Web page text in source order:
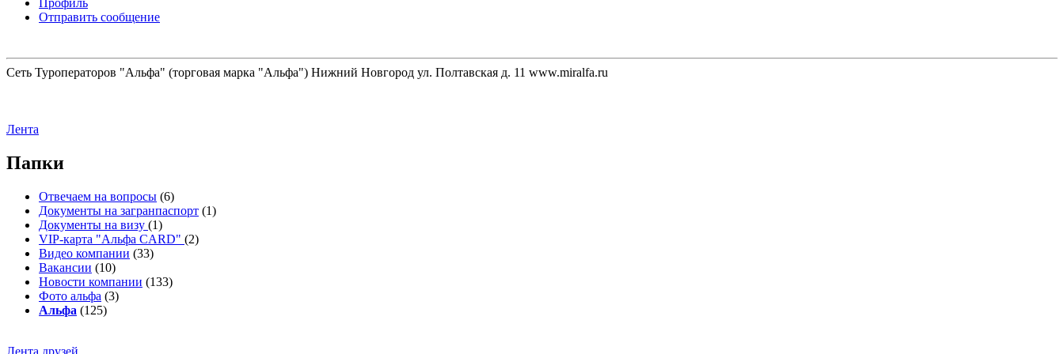
Профиль
Отправить сообщение
Сеть Туроператоров "Альфа" (торговая марка "Альфа") Нижний Новгород ул. Полтавская д. 11 www.miralfa.ru
Лента
Папки
Отвечаем на вопросы (6)
Документы на загранпаспорт (1)
Документы на визу (1)
VIP-карта "Альфа CARD" (2)
Видео компании (33)
Вакансии (10)
Новости компании (133)
Фото альфа (3)
Альфа (125)